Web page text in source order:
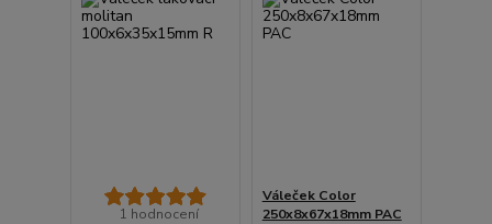
1 hodnocení
Váleček Color
250x8x67x18mm PAC